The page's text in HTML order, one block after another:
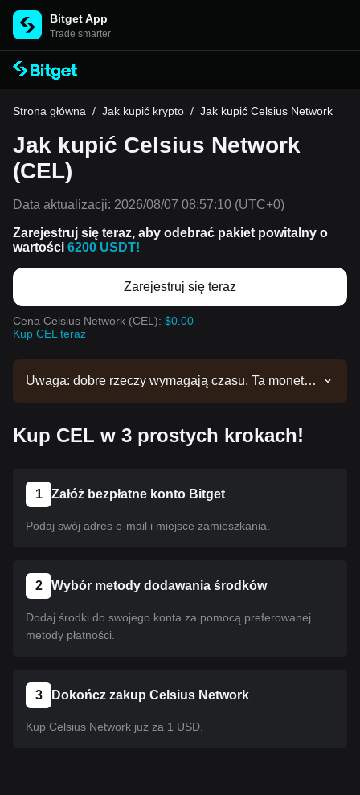
Bitget App
Trade smarter
Strona główna / Jak kupić krypto / Jak kupić Celsius Network
Jak kupić Celsius Network
(CEL)
Data aktualizacji: 2026/08/07 08:57:10 (UTC+0)
Zarejestruj się teraz, aby odebrać pakiet powitalny o
wartości 6200 USDT!
Zarejestruj się teraz
Cena Celsius Network (CEL): $0.00
Kup CEL teraz
Uwaga: dobre rzeczy wymagają czasu. Ta moneta
notowań. Gdy będzie ona już dostępna w serwisie
przewodnik dotyczy wszystkich kryptowalut
notowanych na giełdzie Bitget.
Kup CEL w 3 prostych krokach!
1 Załóż bezpłatne konto Bitget
Podaj swój adres e-mail i miejsce zamieszkania.
2 Wybór metody dodawania środków
Dodaj środki do swojego konta za pomocą preferowanej
metody płatności.
3 Dokończ zakup Celsius Network
Kup Celsius Network już za 1 USD.